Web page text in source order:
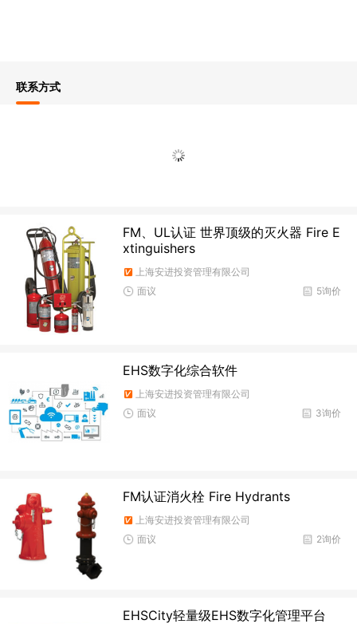
联系方式
FM、UL认证 世界顶级的灭火器 Fire E
xtinguishers
上海安进投资管理有限公司
5询价
面议
EHS数字化综合软件
上海安进投资管理有限公司
3询价
面议
FM认证消火栓 Fire Hydrants
上海安进投资管理有限公司
2询价
面议
EHSCity轻量级EHS数字化管理平台